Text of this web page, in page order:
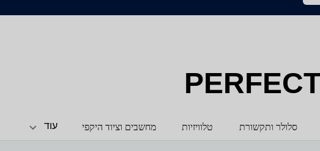
סלולר ותקשורת טלוויזיות מחשבים וציוד היקפי עוד